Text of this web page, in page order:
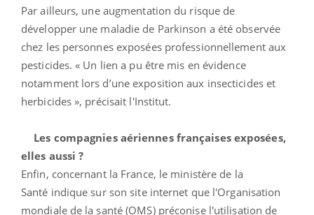
Par ailleurs, une augmentation du risque de
développer une maladie de Parkinson a été observée
chez les personnes exposées professionnellement aux
pesticides. « Un lien a pu être mis en évidence
notamment lors d’une exposition aux insecticides et
herbicides », précisait l'Institut.
Les compagnies aériennes françaises exposées,
elles aussi ?
Enfin, concernant la France, le ministère de la
Santé indique sur son site internet que l'Organisation
mondiale de la santé (OMS) préconise l'utilisation de